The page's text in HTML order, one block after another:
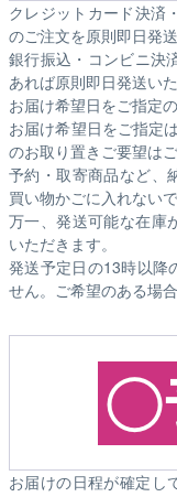
クレジットカード決済
のご注文を原則即日発
銀行振込・コンビニ決
あれば原則即日発送いた
お届け希望日をご指定
お届け希望日をご指定
のお取り置きご要望は
予約・取寄商品など、
買い物かごに入れないで
万一、発送可能な在庫
いただきます。
発送予定日の13時以降
せん。ご希望のある場
お届けの日程が確定し